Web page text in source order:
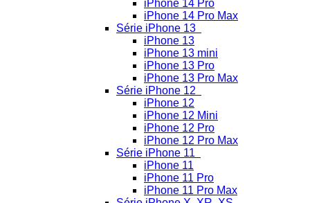
iPhone 14 Pro
iPhone 14 Pro Max
Série iPhone 13
iPhone 13
iPhone 13 mini
iPhone 13 Pro
iPhone 13 Pro Max
Série iPhone 12
iPhone 12
iPhone 12 Mini
iPhone 12 Pro
iPhone 12 Pro Max
Série iPhone 11
iPhone 11
iPhone 11 Pro
iPhone 11 Pro Max